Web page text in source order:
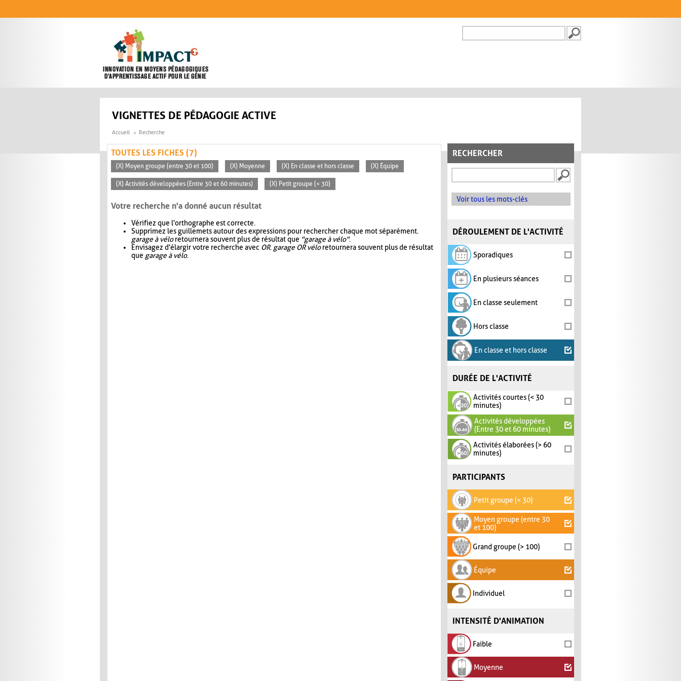
FORMULAIRE DE
VIGNETTES DE PÉDAGOGIE ACTIVE
Accueil Recherche
RECHERCHER
Voir tous les mots-clés
DÉROULEMENT DE L'ACTIVITÉ
Sporadiques
En plusieurs séances
En classe seulement
Hors classe
En classe et hors classe
DURÉE DE L'ACTIVITÉ
Activités courtes (< 30
minutes)
Activités développées
(Entre 30 et 60 minutes)
Activités élaborées (> 60
minutes)
PARTICIPANTS
Petit groupe (< 30)
Moyen groupe (entre 30
et 100)
Grand groupe (> 100)
Équipe
Individuel
INTENSITÉ D'ANIMATION
Faible
Moyenne
TOUTES LES FICHES (7)
(X) Moyen groupe (entre 30 et 100) (X) Moyenne (X) En classe et hors classe (X) Équipe
(X) Activités développées (Entre 30 et 60 minutes) (X) Petit groupe (< 30)
Votre recherche n'a donné aucun résultat
Vérifiez que l'orthographe est correcte.
Supprimez les guillemets autour des expressions pour rechercher chaque mot séparément.
garage à véloretournera souvent plus de résultat que "garage à vélo".
Envisagez d'élargir votre recherche avec OR. garage OR véloretournera souvent plus de résultat
que garage à vélo.